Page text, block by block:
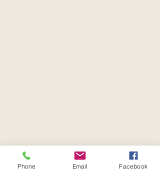
Phone Email Facebook